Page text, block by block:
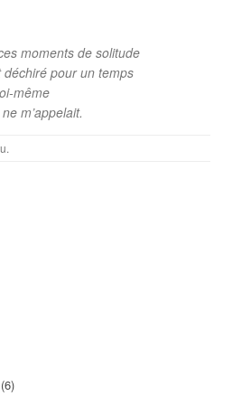
moments de solitude
pour un temps
même
m’appelait.
.
(6)